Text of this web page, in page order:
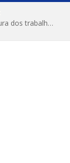
Câmara Municipal de Alenquer realiza abertura dos trabalhos do 4º Período Legislativo